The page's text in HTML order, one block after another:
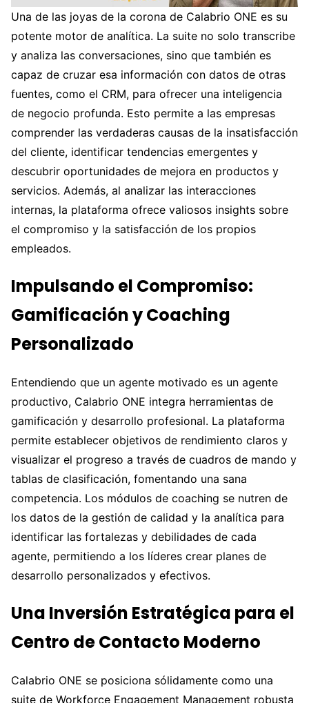
Una de las joyas de la corona de Calabrio ONE es su
potente motor de analítica. La suite no solo transcribe
y analiza las conversaciones, sino que también es
capaz de cruzar esa información con datos de otras
fuentes, como el CRM, para ofrecer una inteligencia
de negocio profunda. Esto permite a las empresas
comprender las verdaderas causas de la insatisfacción
del cliente, identificar tendencias emergentes y
descubrir oportunidades de mejora en productos y
servicios. Además, al analizar las interacciones
internas, la plataforma ofrece valiosos insights sobre
el compromiso y la satisfacción de los propios
empleados.
Impulsando el Compromiso:
Gamificación y Coaching
Personalizado
Entendiendo que un agente motivado es un agente
productivo, Calabrio ONE integra herramientas de
gamificación y desarrollo profesional. La plataforma
permite establecer objetivos de rendimiento claros y
visualizar el progreso a través de cuadros de mando y
tablas de clasificación, fomentando una sana
competencia. Los módulos de coaching se nutren de
los datos de la gestión de calidad y la analítica para
identificar las fortalezas y debilidades de cada
agente, permitiendo a los líderes crear planes de
desarrollo personalizados y efectivos.
Una Inversión Estratégica para el
Centro de Contacto Moderno
Calabrio ONE se posiciona sólidamente como una
suite de Workforce Engagement Management robusta